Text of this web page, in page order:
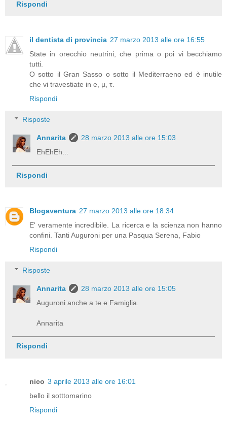
Rispondi
il dentista di provincia 27 marzo 2013 alle ore 16:55
State in orecchio neutrini, che prima o poi vi becchiamo
tutti.
O sotto il Gran Sasso o sotto il Mediterraeno ed è inutile
che vi travestiate in e, µ, τ.
Rispondi
Risposte
Annarita
28 marzo 2013 alle ore 15:03
EhEhEh...
Rispondi
Blogaventura 27 marzo 2013 alle ore 18:34
E' veramente incredibile. La ricerca e la scienza non hanno
confini. Tanti Auguroni per una Pasqua Serena, Fabio
Rispondi
Risposte
Annarita
28 marzo 2013 alle ore 15:05
Auguroni anche a te e Famiglia.
Annarita
Rispondi
nico 3 aprile 2013 alle ore 16:01
bello il sotttomarino
Rispondi